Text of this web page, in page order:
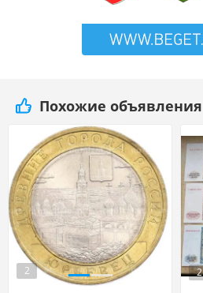
Похожие объявления
2 2